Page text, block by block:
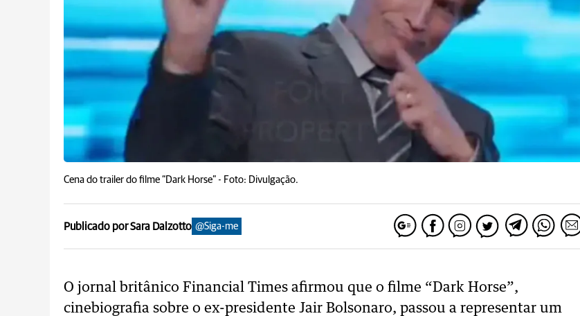
Cena do trailer do filme “Dark Horse” - Foto: Divulgação.
Publicado por Sara Dalzotto @Siga-me
O jornal britânico Financial Times afirmou que o filme “Dark Horse”,
cinebiografia sobre o ex-presidente Jair Bolsonaro, passou a representar um